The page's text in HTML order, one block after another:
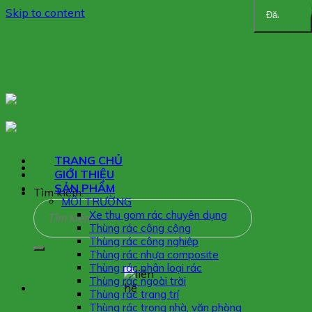
Skip to content
Tìm kiếm:
TRANG CHỦ
GIỚI THIỆU
SẢN PHẨM
MÔI TRƯỜNG
Xe thu gom rác chuyên dụng
Thùng rác công cộng
Thùng rác công nghiệp
Thùng rác nhựa composite
Thùng rác phân loại rác
Thùng rác ngoài trời
Thùng rác trang trí
Thùng rác trong nhà, văn phòng
Đăng ký